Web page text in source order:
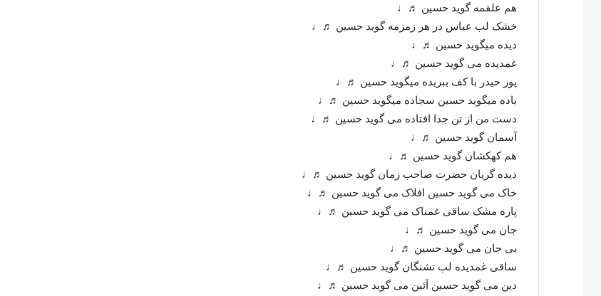
هم علقمه گوید حسین ♬♩
خشک لب عباس در هر زمزمه گوید حسین ♬♩
دیده میگوید حسین ♬♩
غمدیده می گوید حسین ♬♩
پور حیدر با کف ببریده میگوید حسین ♬♩
باده میگوید حسین سجاده میگوید حسین ♬♩
دست من از تن جدا افتاده می گوید حسین ♬♩
آسمان گوید حسین ♬♩
هم کهکشان گوید حسین ♬♩
دیده گریان حضرت صاحب زمان گوید حسین ♬♩
خاک می گوید حسین افلاک می گوید حسین ♬♩
پاره مشک ساقی غمناک می گوید حسین ♬♩
جان می گوید حسین ♬♩
بی جان می گوید حسین ♬♩
ساقی غمدیده لب تشنگان گوید حسین ♬♩
دین می گوید حسین آئین می گوید حسین ♬♩